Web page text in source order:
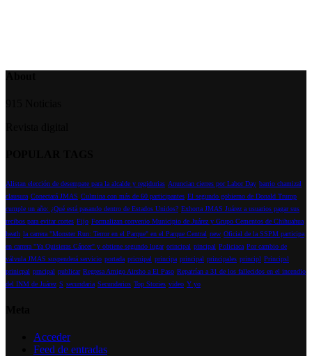
Alistan elección de desempate para la alcalde y regidurias Anuncian cierres por Labor Day barrio chamizal
clausura Conectará JMAS Culmina con más de 60 participantes El segundo gobierno de Donald Trump
cumple un año: ¿Qué está pasando dentro de Estados Unidos? Exhorta JMAS Juárez a usuarios pagar sus
recibos para evitar cortes Fijo Formalizan convenio Municipio de Juárez y Grupo Cementos de Chihuahua
heath la carrera "Monster Run: Terror en el Parque" en el Parque Central new Oficial de la SSPM participa
en carrera "Ya Quisieras Cáncer" y obtiene segundo lugar orincipal pincipal Policiaca Por cambio de
válvula JMAS suspenderá servicio portada pricnipal principa principal principales principl Principsl
prinicpal prncipal publicar Regresa Amigo Airsho a El Paso Repatrían a 31 de los fallecidos en el incendio
del INM de Juárez S secundaria Secundarios Top Stories video Y yo
Acceder
Feed de entradas